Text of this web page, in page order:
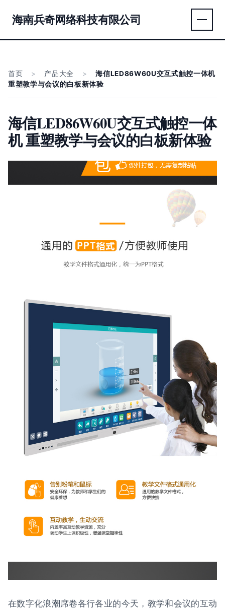
海南兵奇网络科技有限公司
首页 > 产品大全 >
海信LED86W60U交互式触控一体机
重塑教学与会议的白板新体验
海信LED86W60U交互式触控一体
机 重塑教学与会议的白板新体验
在数字化浪潮席卷各行各业的今天，教学和会议的互动